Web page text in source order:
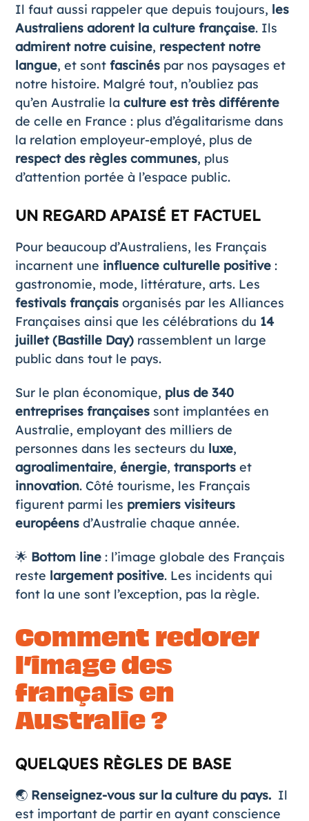
Il faut aussi rappeler que depuis toujours, les
Australiens adorent la culture française. Ils
admirent notre cuisine, respectent notre
langue, et sont fascinéspar nos paysages et
notre histoire. Malgré tout, n’oubliez pas
qu’en Australie la culture est très différente
de celle en France : plus d’égalitarisme dans
la relation employeur-employé, plus de
respect des règles communes, plus
d’attention portée à l’espace public.
UN REGARD APAISÉ ET FACTUEL
Pour beaucoup d’Australiens, les Français
incarnent une influence culturelle positive:
gastronomie, mode, littérature, arts. Les
festivals françaisorganisés par les Alliances
Françaises ainsi que les célébrations du 14
juillet (Bastille Day)rassemblent un large
public dans tout le pays.
Sur le plan économique, plus de 340
entreprises françaisessont implantées en
Australie, employant des milliers de
personnes dans les secteurs du luxe,
agroalimentaire, énergie, transportset
innovation. Côté tourisme, les Français
figurent parmi les premiers visiteurs
européensd’Australie chaque année.
🌟 Bottom line: l’image globale des Français
reste largement positive. Les incidents qui
font la une sont l’exception, pas la règle.
Comment redorer
l’image des
français en
Australie ?
QUELQUES RÈGLES DE BASE
🌏 Renseignez-vous sur la culture du pays. Il
est important de partir en ayant conscience